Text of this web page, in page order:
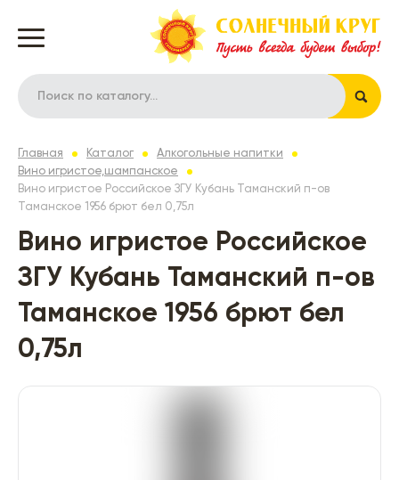
Главная Каталог
Алкогольные напитки
Вино игристое,шампанское
Вино игристое Российское ЗГУ Кубань Таманский п-ов
Таманское 1956 брют бел 0,75л
Вино игристое Российское
ЗГУ Кубань Таманский п-ов
Таманское 1956 брют бел
0,75л